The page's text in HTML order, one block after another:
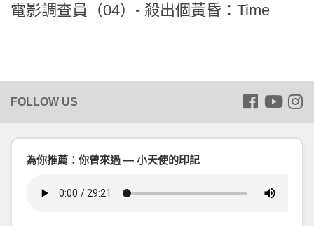
電影調查員（04）- 殺出個黃昏：Time
為你推薦：你曾來過 — 小天使的印記